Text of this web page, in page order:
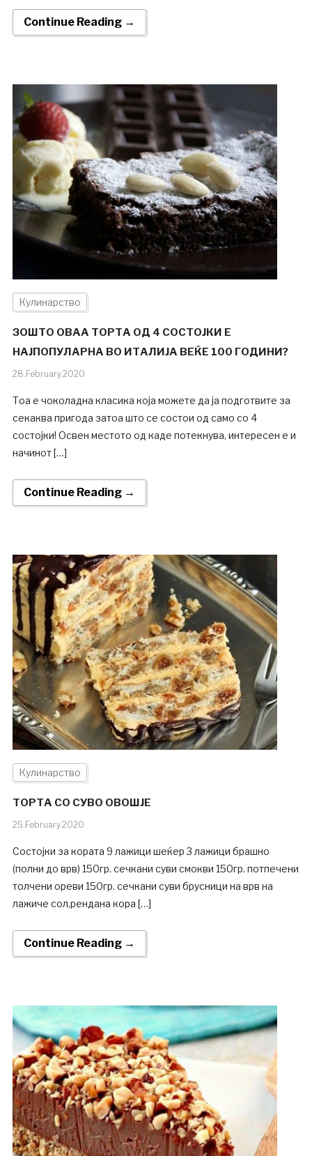
Continue Reading →
Кулинарство
ЗОШТО ОВАА ТОРТА ОД 4 СОСТОЈКИ Е
НАЈПОПУЛАРНА ВО ИТАЛИЈА ВЕЌЕ 100 ГОДИНИ?
28.February.2020
Тоа е чоколадна класика која можете да ја подготвите за
секаква пригода затоа што се состои од само со 4
состојки! Освен местото од каде потекнува, интересен е и
начинот […]
Continue Reading →
Кулинарство
ТОРТА СО СУВО ОВОШЈЕ
25.February.2020
Состојки за кората 9 лажици шеќер 3 лажици брашно
(полни до врв) 150гр. сечкани суви смокви 150гр. потпечени
толчени ореви 150гр. сечкани суви брусници на врв на
лажиче сол,рендана кора […]
Continue Reading →